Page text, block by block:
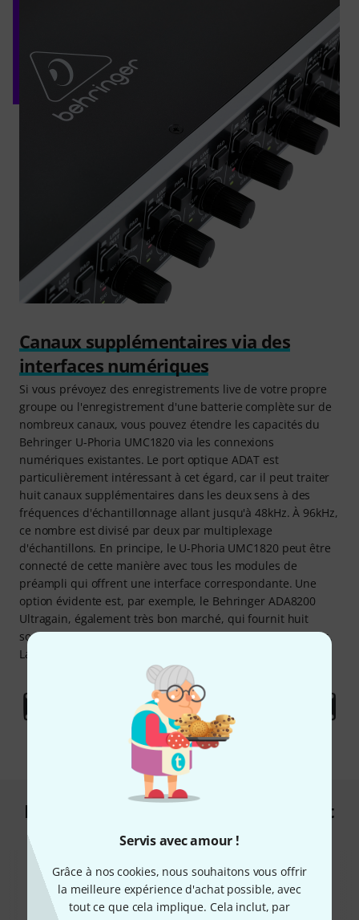
Servis avec amour !
Grâce à nos cookies, nous souhaitons vous offrir
la meilleure expérience d'achat possible, avec
tout ce que cela implique. Cela inclut, par
Canaux supplémentaires via des
interfaces numériques
Si vous prévoyez des enregistrements live de votre propre
groupe ou l'enregistrement d'une batterie complète sur de
nombreux canaux, vous pouvez étendre les capacités du
Behringer U-Phoria UMC1820 via les connexions
numériques existantes. Le port optique ADAT est
particulièrement intéressant à cet égard, car il peut traiter
huit canaux supplémentaires dans les deux sens à des
fréquences d'échantillonnage allant jusqu'à 48kHz. À 96kHz,
ce nombre est divisé par deux par multiplexage
d'échantillons. En principe, le U-Phoria UMC1820 peut être
connecté de cette manière avec tous les modules de
préampli qui offrent une interface correspondante. Une
option évidente est, par exemple, le Behringer ADA8200
Ultragain, également très bon marché, qui fournit huit
sorties supplémentaires en plus de huit préamplificateurs.
La synchronisation horaire fonctionne également via ADAT.
Les clients qui ont regardé ce produit
ont acheté ceci